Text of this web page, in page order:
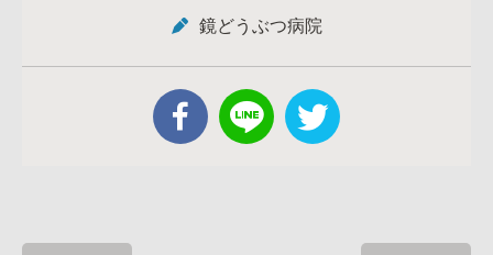
鏡どうぶつ病院